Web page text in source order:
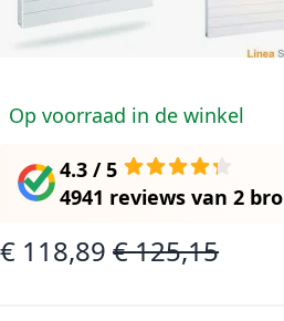
Op voorraad in de winkel
4.3 / 5
4941 reviews van 2
Speciale prijs
€ 118,89 Normale prijs
€ 125,15